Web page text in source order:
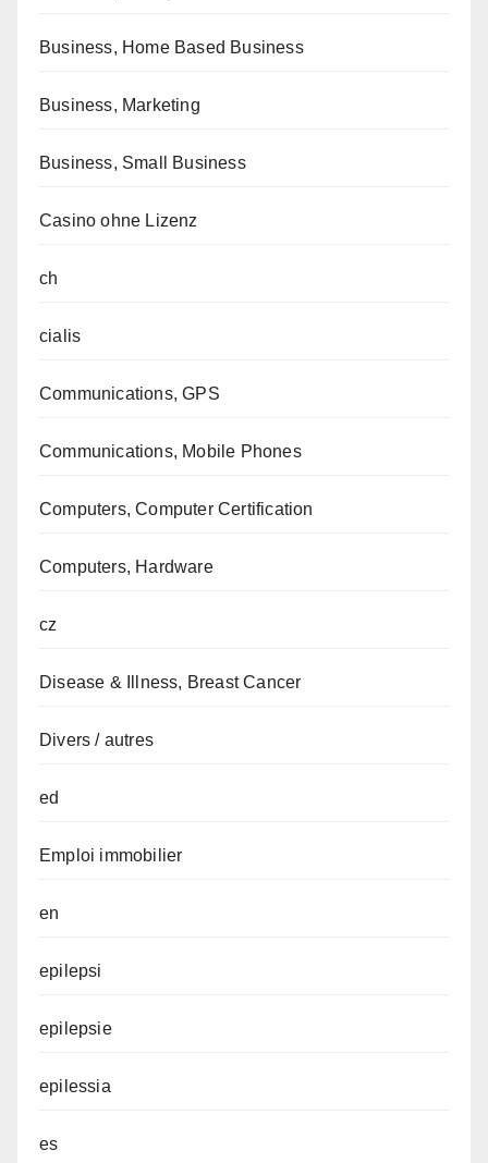
Business, Home Based Business
Business, Marketing
Business, Small Business
Casino ohne Lizenz
ch
cialis
Communications, GPS
Communications, Mobile Phones
Computers, Computer Certification
Computers, Hardware
cz
Disease & Illness, Breast Cancer
Divers / autres
ed
Emploi immobilier
en
epilepsi
epilepsie
epilessia
es